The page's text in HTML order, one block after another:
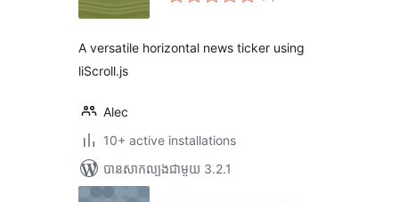
A versatile horizontal news ticker using
liScroll.js
Alec
10+ active installations
បាន​សាកល្បង​ជាមួយ 3.2.1